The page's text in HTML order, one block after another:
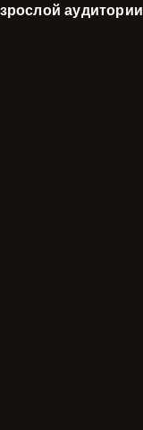
аудитории